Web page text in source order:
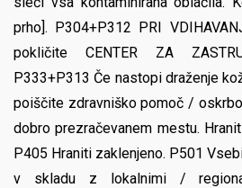
prho]. P304+P312 PRI
pokličite CENTER ZA
P333+P313 Če nastopi draženje
poiščite zdravniško pomoč /
dobro prezračevanem mestu.
P405 Hraniti zaklenjeno. P501
v skladu z lokalnimi /